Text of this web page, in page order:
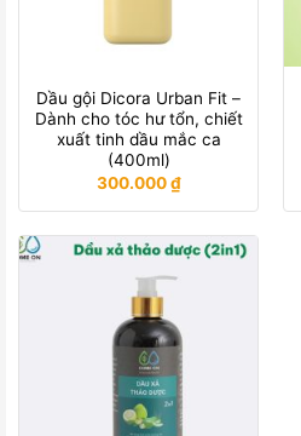
Dầu gội Dicora Urban Fit –
Dành cho tóc hư tổn, chiết
xuất tinh dầu mắc ca
(400ml)
300.000₫